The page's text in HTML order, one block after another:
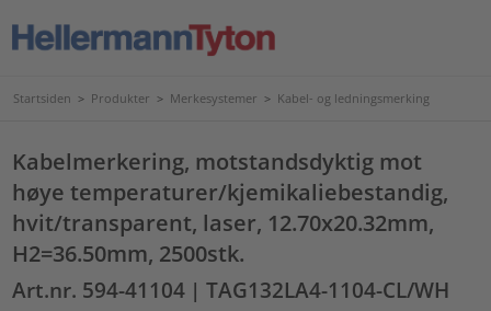
Startsiden > Produkter > Merkesystemer > Kabel- og ledningsmerking
Kabelmerkering, motstandsdyktig mot
høye temperaturer/kjemikaliebestandig,
hvit/transparent, laser, 12.70x20.32mm,
H2=36.50mm, 2500stk.
Art.nr. 594-41104 | TAG132LA4-1104-CL/WH